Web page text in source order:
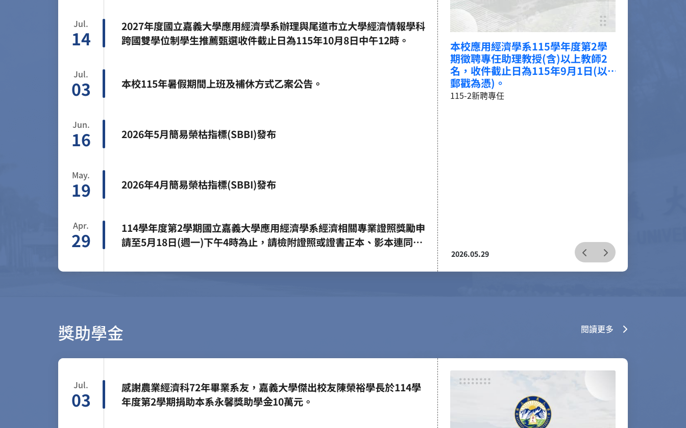
Jul.
14
2027年度國立嘉義大學應用經濟學系辦理與尾道市立大學經濟情報學科
跨國雙學位制學生推薦甄選收件截止日為115年10月8日中午12時。
Jul.
03 本校115年暑假期間上班及補休方式乙案公告。
Jun.
16 2026年5月簡易榮枯指標(SBBI)發布
May.
19 2026年4月簡易榮枯指標(SBBI)發布
Apr.
29
114學年度第2學期國立嘉義大學應用經濟學系經濟相關專業證照獎勵申
請至5月18日(週一)下午4時為止，請檢附證照或證書正本、影本連同申
2026年6月簡易榮枯指標(SBBI)發布
_2026年6月簡易榮枯指標__.pdf
2026.07.16
獎助學金 閱讀更多
Jul.
03
感謝農業經濟科72年畢業系友，嘉義大學傑出校友陳榮裕學長於114學
年度第2學期捐助本系永馨獎助學金10萬元。